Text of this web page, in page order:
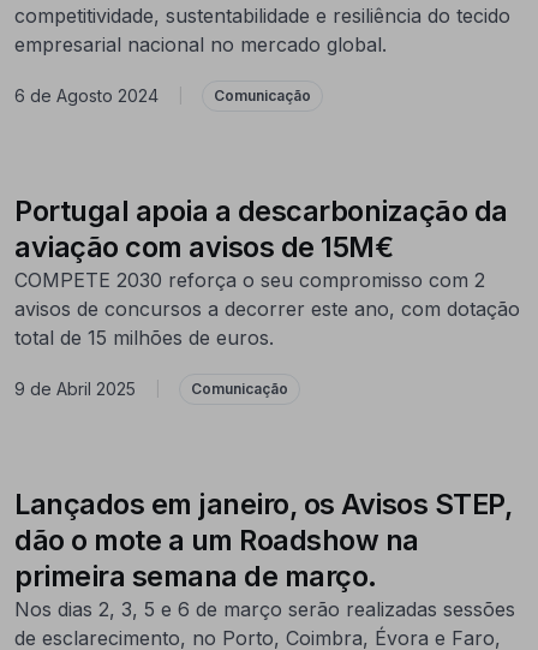
competitividade, sustentabilidade e resiliência do tecido
empresarial nacional no mercado global.
6 de Agosto 2024 Comunicação
Portugal apoia a descarbonização da
aviação com avisos de 15M€
COMPETE 2030 reforça o seu compromisso com 2
avisos de concursos a decorrer este ano, com dotação
total de 15 milhões de euros.
9 de Abril 2025 Comunicação
Lançados em janeiro, os Avisos STEP,
dão o mote a um Roadshow na
primeira semana de março.
Nos dias 2, 3, 5 e 6 de março serão realizadas sessões
de esclarecimento, no Porto, Coimbra, Évora e Faro,